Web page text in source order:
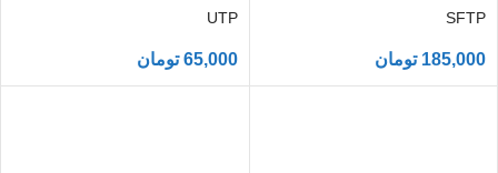
SFTP
185,000 تومان
UTP
65,000 تومان